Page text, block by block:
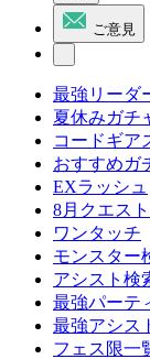
ご意見
最強リーダ
夏休みガチ
コードギア
おすすめガ
EXラッシュ
8月クエスト
ワンタッチ
モンスター
アシスト検
最強パーテ
最強アシス
フェス限一